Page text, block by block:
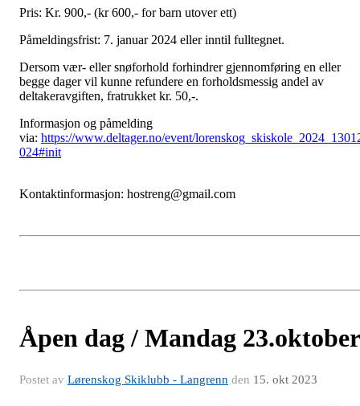
Pris: Kr. 900,- (kr 600,- for barn utover ett)
Påmeldingsfrist: 7. januar 2024 eller inntil fulltegnet.
Dersom vær- eller snøforhold forhindrer gjennomføring en eller
begge dager vil kunne refundere en forholdsmessig andel av
deltakeravgiften, fratrukket kr. 50,-.
Informasjon og påmelding
via: https://www.deltager.no/event/
024#init
Kontaktinformasjon: hostreng@gmail.com
Åpen dag / Mandag 23.oktober
Postet av Lørenskog Skiklubb - Langrenn den 15. okt 2023